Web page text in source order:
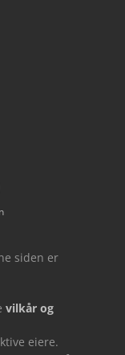
siden er
vilkår og
eiere.